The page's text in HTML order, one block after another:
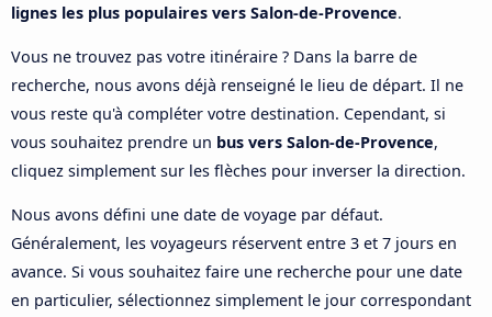
lignes les plus populaires vers Salon-de-Provence.
Vous ne trouvez pas votre itinéraire ? Dans la barre de
recherche, nous avons déjà renseigné le lieu de départ. Il ne
vous reste qu'à compléter votre destination. Cependant, si
vous souhaitez prendre un bus vers Salon-de-Provence,
cliquez simplement sur les flèches pour inverser la direction.
Nous avons défini une date de voyage par défaut.
Généralement, les voyageurs réservent entre 3 et 7 jours en
avance. Si vous souhaitez faire une recherche pour une date
en particulier, sélectionnez simplement le jour correspondant